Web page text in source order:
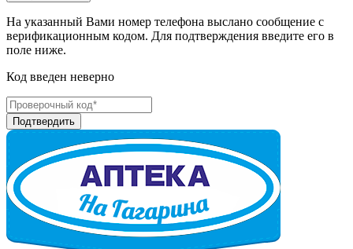
На указанный Вами номер телефона выслано сообщение с
верификационным кодом. Для подтверждения введите его в
поле ниже.
Код введен неверно